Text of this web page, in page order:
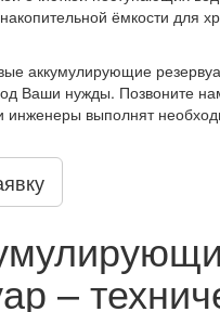
ёмкости для
аккумулирующие
Ваши нужды. Позвоните
и инженеры выполнят
–